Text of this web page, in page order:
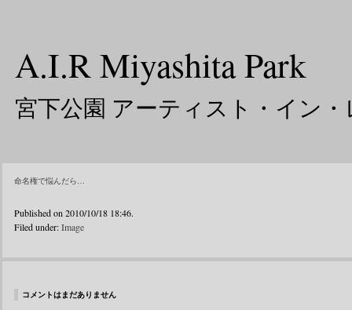
A.I.R Miyashita Park
宮下公園 アーティスト・イン
命名権で悩んだら…
Published on 2010/10/18 18:46.
Filed under:Image
コメントはまだありません